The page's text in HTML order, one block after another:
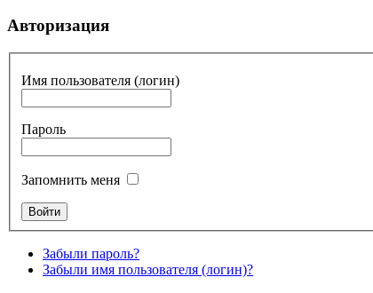
Авторизация
Имя пользователя (логин)
Пароль
Запомнить меня
Забыли пароль?
Забыли имя пользователя (логин)?